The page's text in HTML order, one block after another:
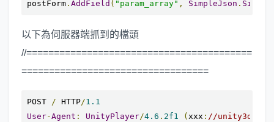
postForm . AddField ( "param_array" , SimpleJson .
以下為伺服器端抓到的檔頭
//=========================================
==================================
POST / HTTP/1.1
User-Agent : UnityPlayer/4.6 . 2f1 ( xxx : //